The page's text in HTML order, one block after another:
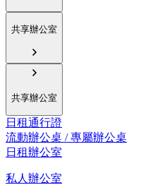
共享辦公室
共享辦公室
日租通行證
流動辦公桌 / 專屬辦公桌
日租辦公室
私人辦公室